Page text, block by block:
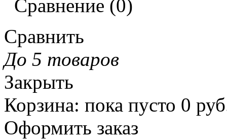
Сравнение (0)
Сравнить
До 5 товаров
Закрыть
Корзина: пока пусто 0
Оформить заказ